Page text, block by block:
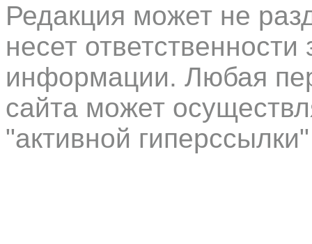
Редакция может не
несет
информации. Любая
сайта может
"активной